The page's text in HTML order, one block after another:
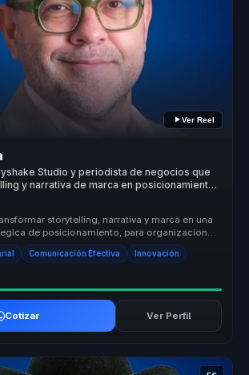
Ver Reel
Studio y periodista de negocios que
y narrativa de marca en posicionamiento
storytelling, narrativa y marca en una
de posicionamiento, para organizaciones
Comunicación Efectiva Innovación
Cotizar Ver Perfil